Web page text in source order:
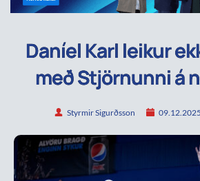
Daníel Karl leikur
með Stjörnunni á
Styrmir Sigurðsson 09.12.2025